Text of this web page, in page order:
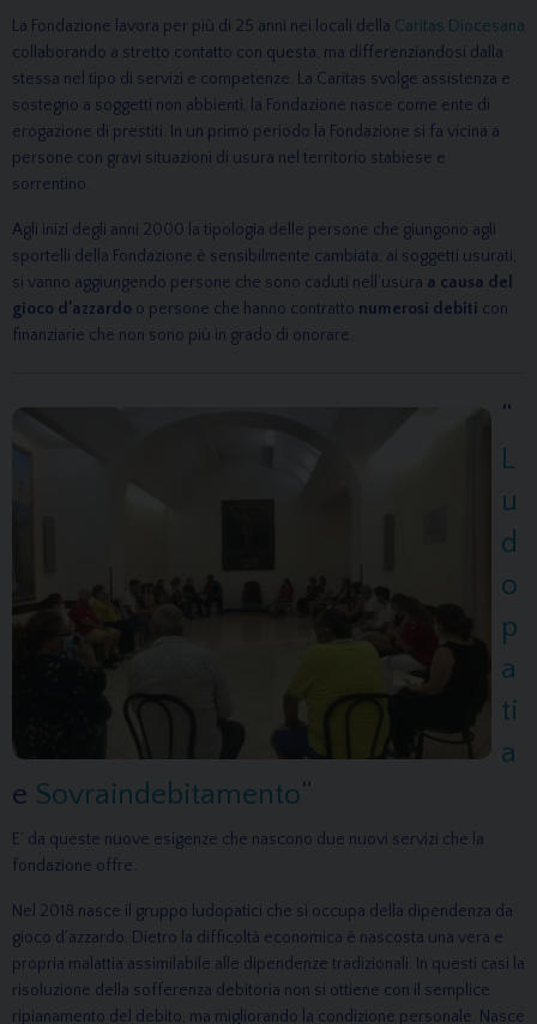
La Fondazione lavora per più di 25 anni nei locali della Caritas Diocesana
collaborando a stretto contatto con questa, ma differenziandosi dalla
stessa nel tipo di servizi e competenze. La Caritas svolge assistenza e
sostegno a soggetti non abbienti, la Fondazione nasce come ente di
erogazione di prestiti. In un primo periodo la Fondazione si fa vicina a
persone con gravi situazioni di usura nel territorio stabiese e
sorrentino.
Agli inizi degli anni 2000 la tipologia delle persone che giungono agli
sportelli della Fondazione è sensibilmente cambiata: ai soggetti usurati,
si vanno aggiungendo persone che sono caduti nell’usura a causa del
gioco d’azzardo o persone che hanno contratto numerosi debiti con
finanziarie che non sono più in grado di onorare.
“
L
u
d
o
p
a
ti
a
e Sovraindebitamento“
E’ da queste nuove esigenze che nascono due nuovi servizi che la
fondazione offre.
Nel 2018 nasce il gruppo ludopatici che si occupa della dipendenza da
gioco d’azzardo. Dietro la difficoltà economica è nascosta una vera e
propria malattia assimilabile alle dipendenze tradizionali. In questi casi la
risoluzione della sofferenza debitoria non si ottiene con il semplice
ripianamento del debito, ma migliorando la condizione personale. Nasce